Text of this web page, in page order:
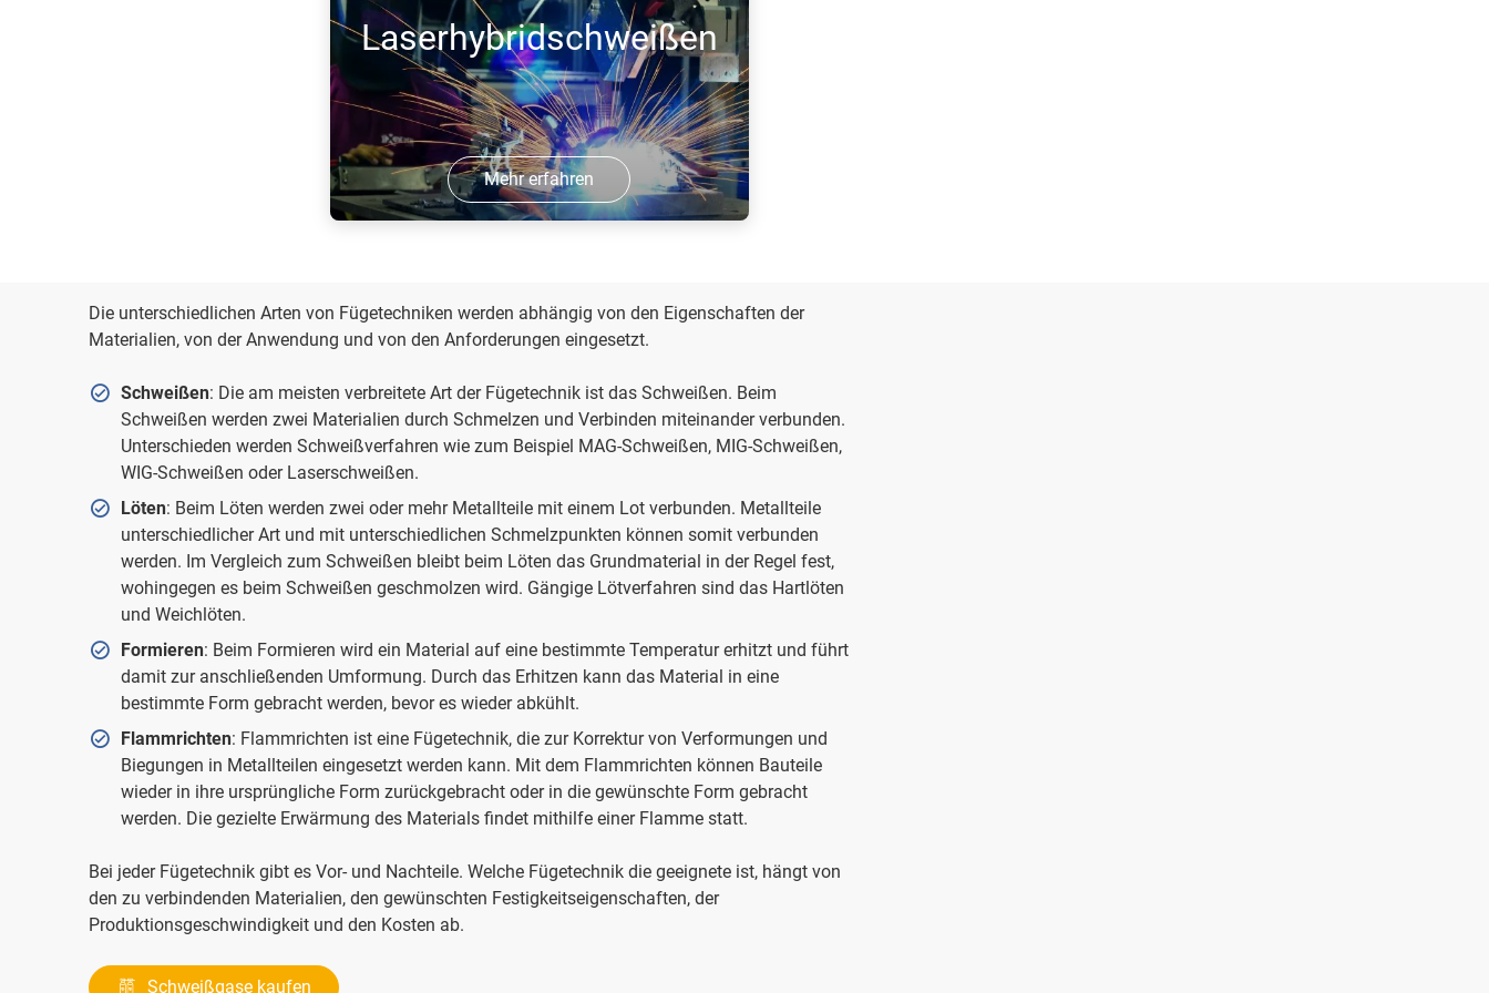
werden hautpsächlich MIG-, MAG- oder
Impulsschutzgasschweißanlangen
verzinkter Bleche – vor allem, wenn
eine Gefügeveränderung verhindert und
einwandfr ...
Laserhybridschweißen
Mehr erfahren
MSG-Schweißens: Zuerst erhitzt ein
Laserstrahl die Werkstückoberfläche
Einb ...
Die unterschiedlichen Arten von Fügetechniken werden abhängig von den Eigenschaften der
Materialien, von der Anwendung und von den Anforderungen eingesetzt.
Schweißen: Die am meisten verbreitete Art der Fügetechnik ist das Schweißen. Beim
Schweißen werden zwei Materialien durch Schmelzen und Verbinden miteinander verbunden.
Unterschieden werden Schweißverfahren wie zum Beispiel MAG-Schweißen, MIG-Schweißen,
WIG-Schweißen oder Laserschweißen.
Löten: Beim Löten werden zwei oder mehr Metallteile mit einem Lot verbunden. Metallteile
unterschiedlicher Art und mit unterschiedlichen Schmelzpunkten können somit verbunden
werden. Im Vergleich zum Schweißen bleibt beim Löten das Grundmaterial in der Regel fest,
wohingegen es beim Schweißen geschmolzen wird. Gängige Lötverfahren sind das Hartlöten
und Weichlöten.
Formieren: Beim Formieren wird ein Material auf eine bestimmte Temperatur erhitzt und führt
damit zur anschließenden Umformung. Durch das Erhitzen kann das Material in eine
bestimmte Form gebracht werden, bevor es wieder abkühlt.
Flammrichten: Flammrichten ist eine Fügetechnik, die zur Korrektur von Verformungen und
Biegungen in Metallteilen eingesetzt werden kann. Mit dem Flammrichten können Bauteile
wieder in ihre ursprüngliche Form zurückgebracht oder in die gewünschte Form gebracht
werden. Die gezielte Erwärmung des Materials findet mithilfe einer Flamme statt.
Bei jeder Fügetechnik gibt es Vor- und Nachteile. Welche Fügetechnik die geeignete ist, hängt von
den zu verbindenden Materialien, den gewünschten Festigkeitseigenschaften, der
Produktionsgeschwindigkeit und den Kosten ab.
Schweißgase kaufen